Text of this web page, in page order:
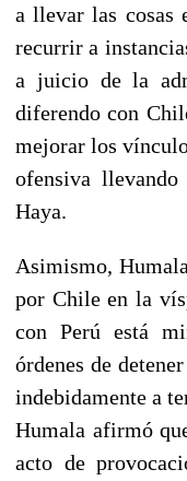
a llevar las cosas
recurrir a
a juicio de la
diferendo con
mejorar los
ofensiva
Haya.
Asimismo,
por Chile en la
con Perú está
órdenes de
indebidamente a
Humala afirmó
acto de